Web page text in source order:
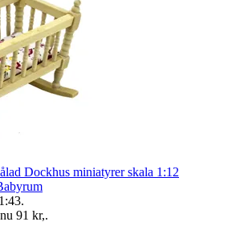
Dockhus miniatyrer skala 1:12
.
91 kr,.